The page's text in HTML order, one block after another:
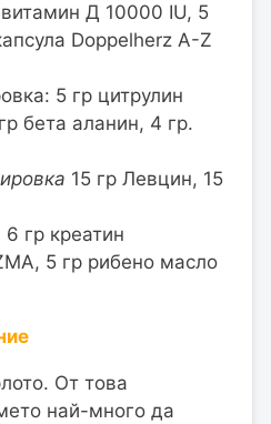
витамин Д 10000 IU, 5
Doppelherz A-Z
5 гр цитрулин
бета аланин, 4 гр.
15 гр Левцин, 15
гр креатин
5 гр рибено масло
От това
най-много да